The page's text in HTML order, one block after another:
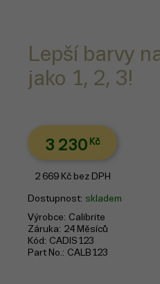
Lepší barvy
jako 1, 2, 3!
3 230 Kč
2 669 Kč bez DPH
Dostupnost skladem
Výrobce Calibrite
Záruka 24 Měsíců
Kód
CADIS123
Part No.
CALB123